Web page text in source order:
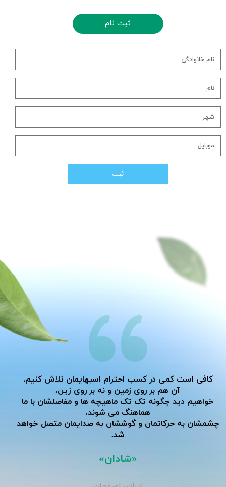
ثبت
ثبت نام
کافی است کمی در کسب احترام اسبهایمان تلاش کنیم،
آن هم بر روی زمین و نه بر روی زین.
خواهیم دید چگونه تک تک ماهیچه ها و مفاصلشان با ما
هماهنگ می شوند.
​​​​​​​چشمشان به حرکاتمان و گوششان به صدایمان متصل خواهد
شد.
«شادان»